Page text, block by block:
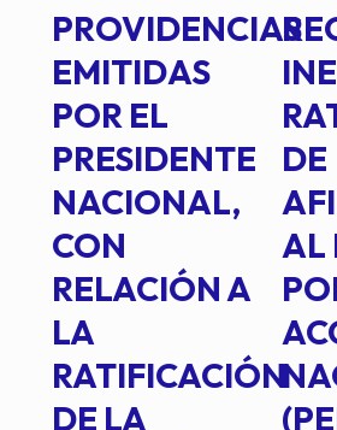
PROVIDENCIAS
EMITIDAS
POR EL
PRESIDENTE
NACIONAL,
CON
RELACIÓN A
LA
RATIFICACIÓN
DE LA
DE
AL